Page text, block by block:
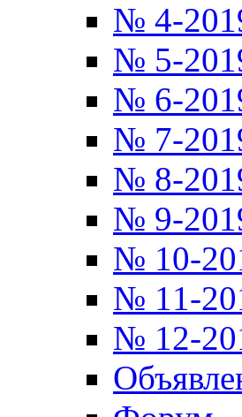
№ 4-
№ 5-
№ 6-
№ 7-
№ 8-
№ 9-
№ 10-
№ 11-
№ 12-